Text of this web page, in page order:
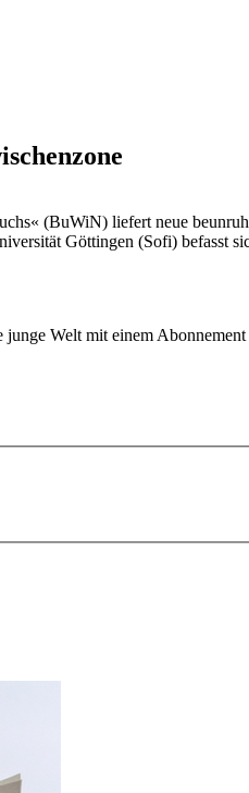
­(BuWiN) liefert neue
Göttingen (Sofi) befasst
Welt mit einem